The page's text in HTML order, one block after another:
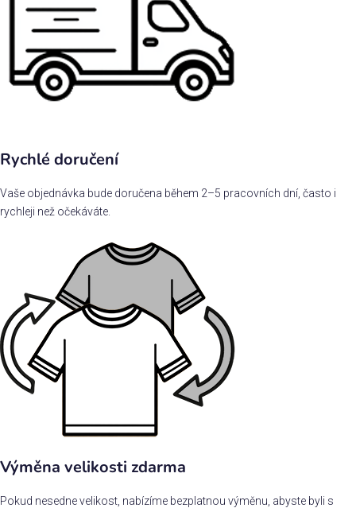
Rychlé doručení
Vaše objednávka bude doručena během 2–5 pracovních dní, často i
rychleji než očekáváte.
Výměna velikosti zdarma
Pokud nesedne velikost, nabízíme bezplatnou výměnu, abyste byli s